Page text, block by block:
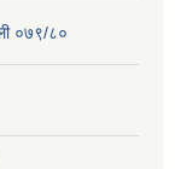
०७९/८०